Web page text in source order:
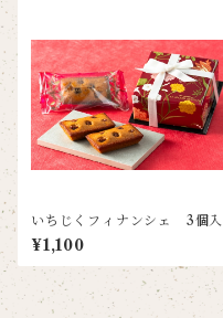
いちじくフィナンシェ 3個入
¥1,100